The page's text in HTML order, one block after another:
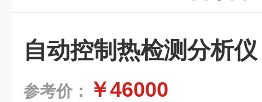
自动控制热检测分析仪
参考价： ￥46000